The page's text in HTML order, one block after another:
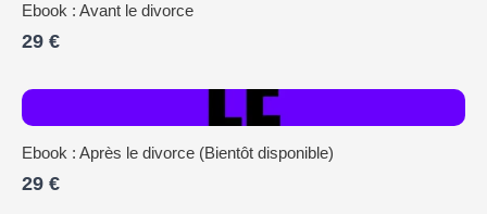
Ebook : Avant le divorce
29 €
Ebook : Après le divorce (Bientôt disponible)
29 €